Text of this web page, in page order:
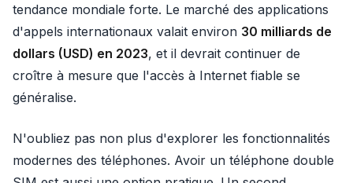
tendance mondiale forte. Le marché des applications
d'appels internationaux valait environ 30 milliards de
dollars (USD) en 2023, et il devrait continuer de
croître à mesure que l'accès à Internet fiable se
généralise.
N'oubliez pas non plus d'explorer les fonctionnalités
modernes des téléphones. Avoir un téléphone double